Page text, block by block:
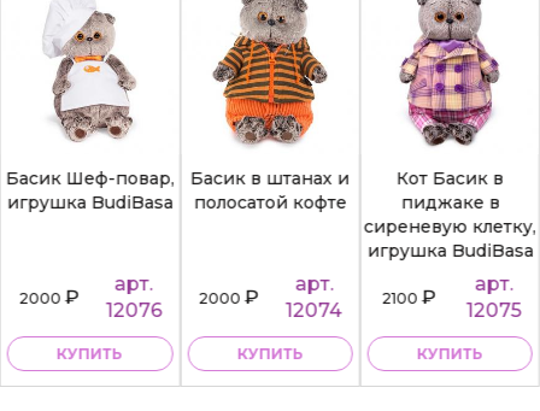
Басик Шеф-повар,
игрушка BudiBasa
2000₽
арт.
12076
КУПИТЬ
Басик в штанах и
полосатой кофте
2000₽
арт.
12074
КУПИТЬ
Кот Басик в
пиджаке в
сиреневую клетку,
игрушка BudiBasa
2100₽
арт.
12075
КУПИТЬ